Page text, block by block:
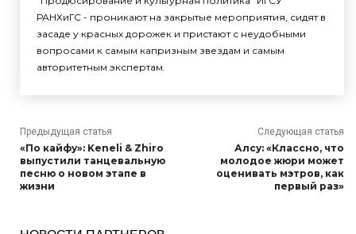
РАНХиГС - проникают на закрытые мероприятия, сидят в
засаде у красных дорожек и пристают с неудобными
вопросами к самым капризным звездам и самым
авторитетным экспертам.
Предыдущая статья
«По кайфу»: Keneli & Zhiro
выпустили танцевальную
песню о новом этапе в
жизни
Следующая статья
Алсу: «Классно, что
молодое жюри может
оценивать мэтров, как
первый раз»